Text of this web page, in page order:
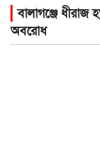
বালাগঞ্জে ধীরাজ
অবরোধ